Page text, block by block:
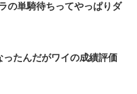
の単騎待ちってやっぱりダ
たんだがワイの成績評価